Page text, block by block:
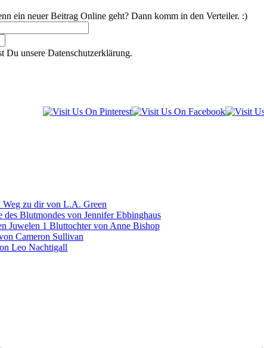
ein neuer Beitrag Online geht? Dann komm in den Verteiler. :)
Du unsere Datenschutzerklärung.
Weg zu dir von L.A. Green
Blutmondes von Jennifer Ebbinghaus
Juwelen 1 Bluttochter von Anne Bishop
Cameron Sullivan
Leo Nachtigall